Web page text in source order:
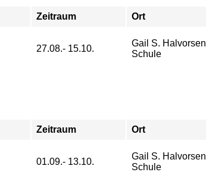
Zeitraum Ort
27.08.- 15.10.
Gail S. Halvorsen
Schule
Zeitraum Ort
01.09.- 13.10.
Gail S. Halvorsen
Schule